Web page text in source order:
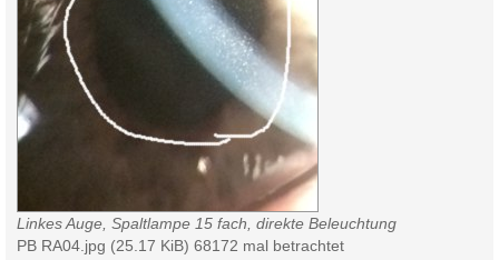
Linkes Auge, Spaltlampe 15 fach, direkte Beleuchtung
PB RA04.jpg (25.17 KiB) 68172 mal betrachtet